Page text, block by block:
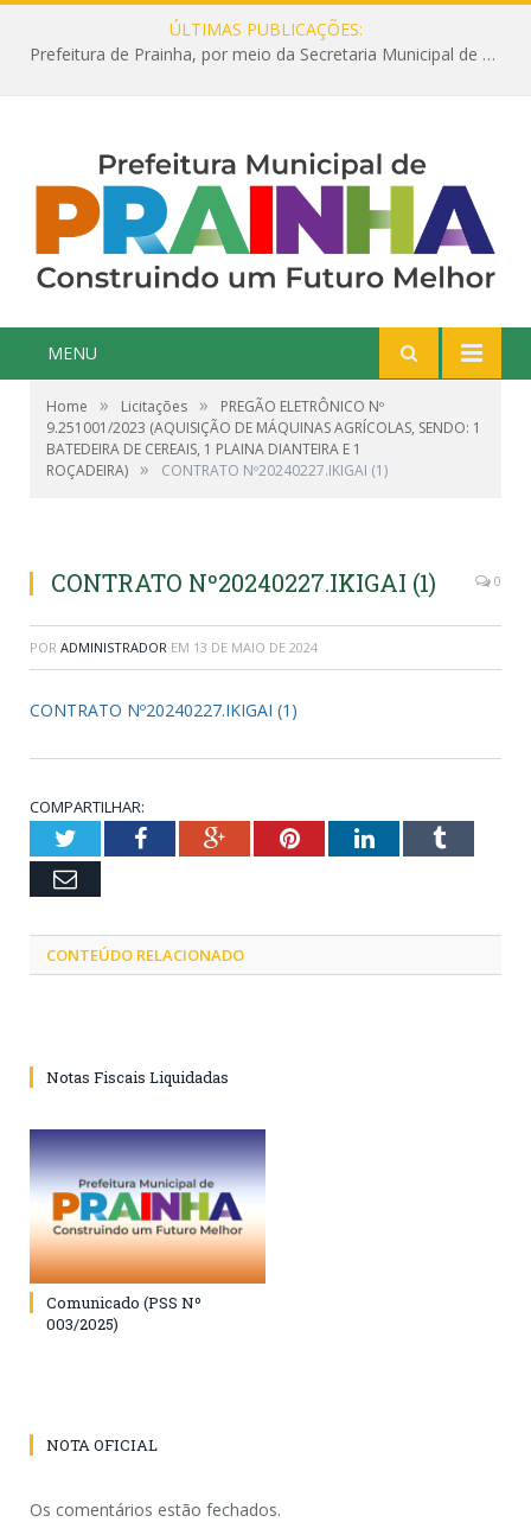
ÚLTIMAS PUBLICAÇÕES:
Prefeitura de Prainha, por meio da Secretaria Municipal de Educação, abre 354 vagas na área da Educação para 2025 com processo seletivo simplificado
MENU
Home » Licitações »
PREGÃO ELETRÔNICO Nº
9.251001/2023 (AQUISIÇÃO DE MÁQUINAS AGRÍCOLAS, SENDO: 1
BATEDEIRA DE CEREAIS, 1 PLAINA DIANTEIRA E 1
ROÇADEIRA) » CONTRATO Nº20240227.IKIGAI (1)
CONTRATO Nº20240227.IKIGAI (1) 0
POR ADMINISTRADOR EM 13 DE MAIO DE 2024
CONTRATO Nº20240227.IKIGAI (1)
COMPARTILHAR:
TwitterFacebookGoogle+PinterestLinkedInTumblr
Email
CONTEÚDO RELACIONADO
Notas Fiscais Liquidadas
Comunicado (PSS Nº
003/2025)
NOTA OFICIAL
Os comentários estão fechados.